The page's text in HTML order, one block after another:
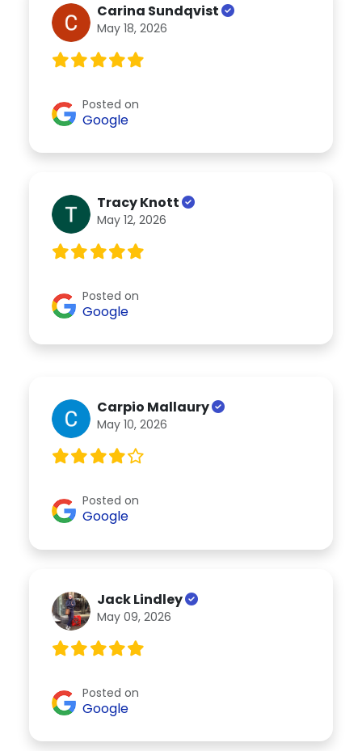
Carina Sundqvist
May 18, 2026
Posted on
Google
Tracy Knott
May 12, 2026
Posted on
Google
Carpio Mallaury
May 10, 2026
Posted on
Google
Jack Lindley
May 09, 2026
Posted on
Google